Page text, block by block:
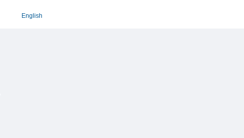
English